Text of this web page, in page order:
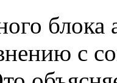
блока
с